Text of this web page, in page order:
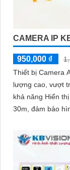
CAMERA IP
950,000 ₫
Thiết bị Camera
lượng cao, vượt
khả năng Hiển
30m, đảm bảo